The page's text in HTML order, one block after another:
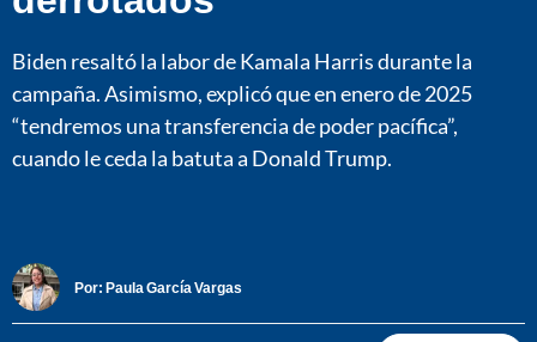
Biden resaltó la labor de Kamala Harris durante la
campaña. Asimismo, explicó que en enero de 2025
“tendremos una transferencia de poder pacífica”,
cuando le ceda la batuta a Donald Trump.
Por: Paula García Vargas